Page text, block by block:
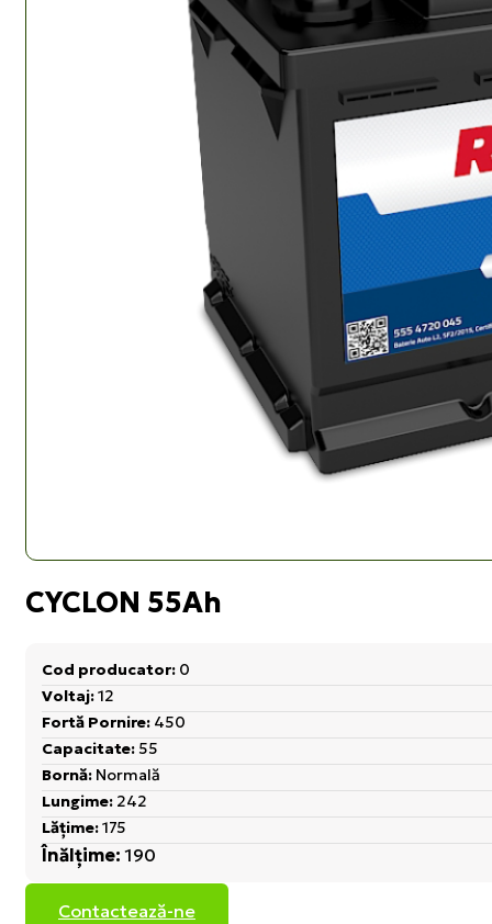
CYCLON 55Ah
Cod producator: 0
Voltaj:12
Fortă Pornire: 450
Capacitate: 55
Bornă: Normală
Lungime: 242
Lățime:175
Înălțime: 190
Contactează-ne